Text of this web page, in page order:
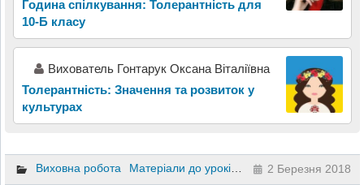
Година спілкування: Толерантність для
10-Б класу
Вихователь Гонтарук Оксана Віталіївна
Толерантність: Значення та розвиток у
культурах
Виховна робота Матеріали до уроків 7 клас2 Березня 2018